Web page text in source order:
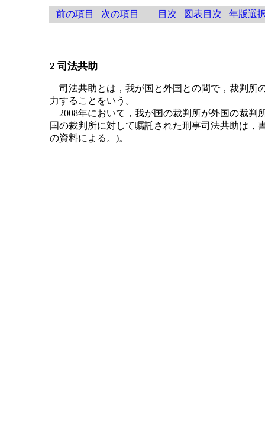
前の項目 次の項目 目次 図表目次 年版選
2 司法共助
司法共助とは，我が国と外国との間で，裁判所
力することをいう。
2008年において，我が国の裁判所が外国の裁判
国の裁判所に対して嘱託された刑事司法共助は，
の資料による。)。